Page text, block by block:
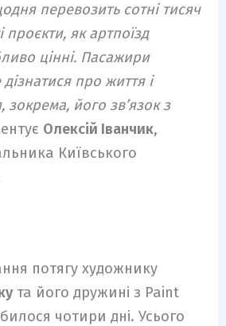
перевозить сотні тисяч
проєкти, як артпоїзд
цінні. Пасажири
про життя і
зокрема, його зв’язок з
Олексій Іванчик,
Київського
потягу художнику
та його дружині з Paint
чотири дні. Усього